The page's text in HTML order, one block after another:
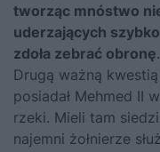
tworząc mnóstwo
uderzających
zdoła zebrać obronę.
Drugą ważną
posiadał Mehmed II
rzeki. Mieli tam
najemni żołnierze